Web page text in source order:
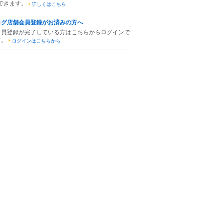
ます。 詳しくはこちら
店舗会員登録がお済みの方へ
登録が完了している方はこちらからログインで
ログインはこちらから